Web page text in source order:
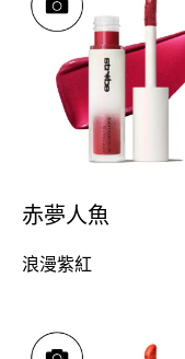
赤夢人魚​
浪漫紫紅